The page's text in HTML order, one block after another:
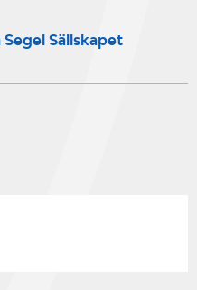
Sällskapet